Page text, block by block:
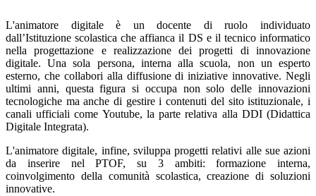
L'animatore digitale è un docente di ruolo individuato
dall’Istituzione scolastica che affianca il DS e il tecnico informatico
nella progettazione e realizzazione dei progetti di innovazione
digitale. Una sola persona, interna alla scuola, non un esperto
esterno, che collabori alla diffusione di iniziative innovative. Negli
ultimi anni, questa figura si occupa non solo delle innovazioni
tecnologiche ma anche di gestire i contenuti del sito istituzionale, i
canali ufficiali come Youtube, la parte relativa alla DDI (Didattica
Digitale Integrata).
L'animatore digitale, infine, sviluppa progetti relativi alle sue azioni
da inserire nel PTOF, su 3 ambiti:formazione interna,
coinvolgimento della comunità scolastica, creazione di soluzioni
innovative.